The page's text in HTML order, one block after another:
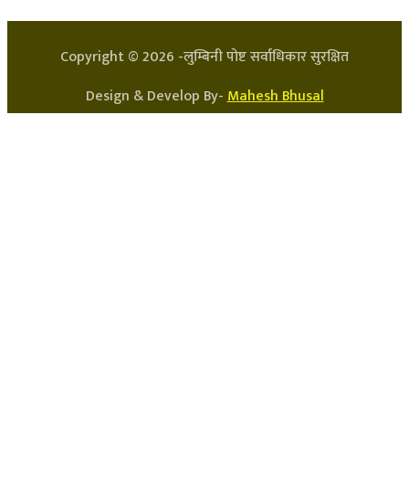
Copyright ©2026 -लुम्बिनी पोष्ट सर्वाधिकार सुरक्षित
Design & Develop By-Mahesh Bhusal